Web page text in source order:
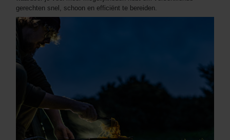
gerechten snel, schoon en efficiënt te bereiden.